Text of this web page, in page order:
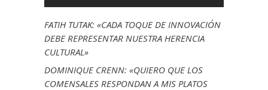
FATIH TUTAK: «CADA TOQUE DE INNOVACIÓN
DEBE REPRESENTAR NUESTRA HERENCIA
CULTURAL»
DOMINIQUE CRENN: «QUIERO QUE LOS
COMENSALES RESPONDAN A MIS PLATOS